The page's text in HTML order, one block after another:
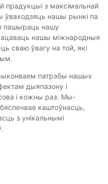
прадукцыі з максімальнай
нашы рынкі па
пашыраць нашу
нашы міжнародныя
сваю ўвагу на той, які
патрэбы нашых
дыяпазону і
і кожны раз. Мы-
каштоўнасць,
з унікальнымі